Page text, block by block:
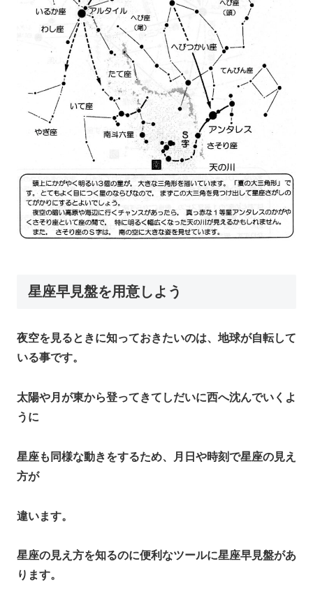
星座早見盤を用意しよう
夜空を見るときに知っておきたいのは、地球が自転して
いる事です。
太陽や月が東から登ってきてしだいに西へ沈んでいくよ
うに
星座も同様な動きをするため、月日や時刻で星座の見え
方が
違います。
星座の見え方を知るのに便利なツールに星座早見盤があ
ります。